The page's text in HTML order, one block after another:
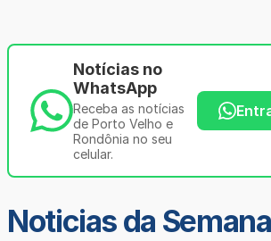
Notícias no
WhatsApp
Receba as notícias
de Porto Velho e
Rondônia no seu
celular.
Noticias da Semana